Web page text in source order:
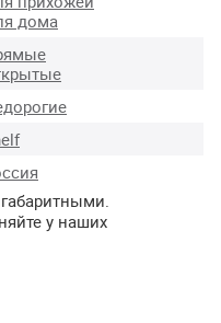
дома
у наших